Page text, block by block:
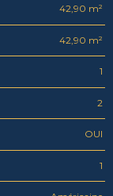
42,90 m²
42,90 m²
1
2
OUI
1